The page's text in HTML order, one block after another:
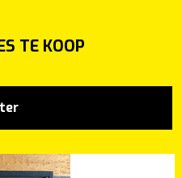
TE KOOP